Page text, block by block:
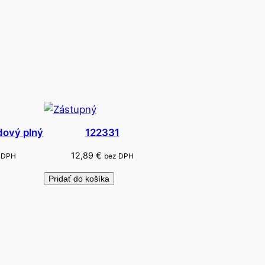
plný 122331
12,89 € bez DPH
Pridať do košíka